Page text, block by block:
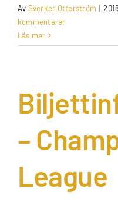
Av Sverker Otterström |
kommentarer
Läs mer
–
League